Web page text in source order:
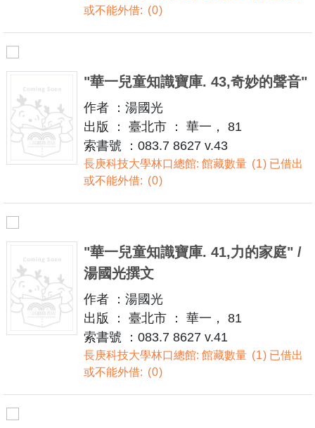
或不能外借:
0
"華一兒童知識寶庫. 43,奇妙的聲音"
作者 ：湯國光
出版 ： 臺北市 ： 華一， 81
索書號 ：083.7 8627 v.43
長庚科技大學林口總館: 館藏數量 1 已借出
或不能外借:
0
"華一兒童知識寶庫. 41,力的家庭" /
湯國光撰文
作者 ：湯國光
出版 ： 臺北市 ： 華一， 81
索書號 ：083.7 8627 v.41
長庚科技大學林口總館: 館藏數量 1 已借出
或不能外借:
0